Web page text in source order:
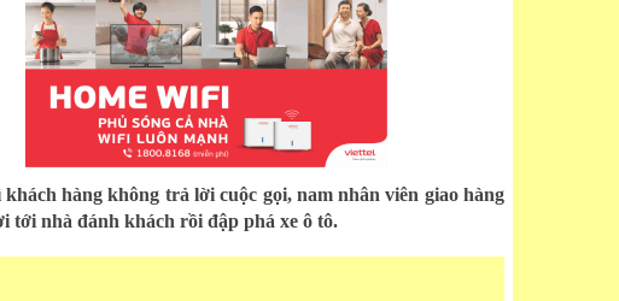
hàng không trả lời cuộc gọi, nam nhân viên giao hàng
tới nhà đánh khách rồi đập phá xe ô tô.